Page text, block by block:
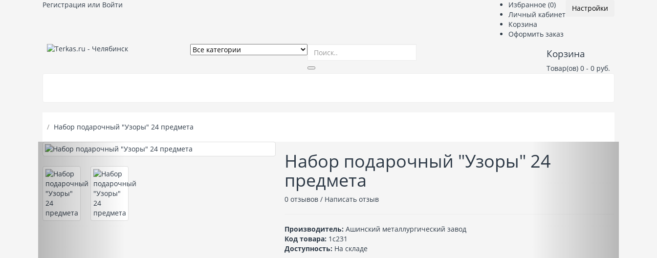
Регистрация или Войти
Избранное (0)
Личный кабинет
Корзина
Оформить заказ
Настройки
Корзина
Товар(ов) 0 - 0 руб.
Набор подарочный "Узоры" 24 предмета
Набор подарочный "Узоры" 24
предмета
0 отзывов / Написать отзыв
Производитель: Ашинский металлургический завод
Код товара: 1с231
Доступность: На складе